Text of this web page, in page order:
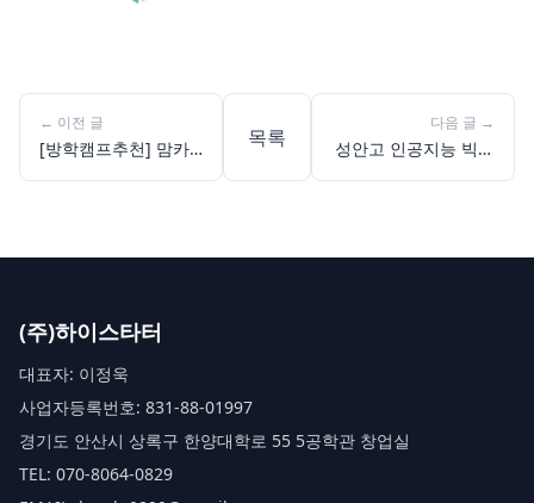
← 이전 글
[방학캠프추천] 맘카
목록
다음 글 →
성안고 인공지능 빅데
(주)하이스타터
대표자: 이정욱
사업자등록번호: 831-88-01997
경기도 안산시 상록구 한양대학로 55 5공학관 창업실
TEL: 070-8064-0829